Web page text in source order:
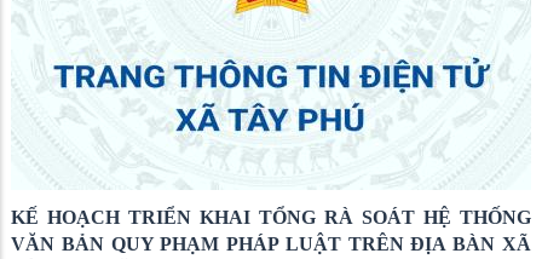
KẾ HOẠCH TRIỂN KHAI TỔNG RÀ SOÁT HỆ THỐNG
VĂN BẢN QUY PHẠM PHÁP LUẬT TRÊN ĐỊA BÀN XÃ